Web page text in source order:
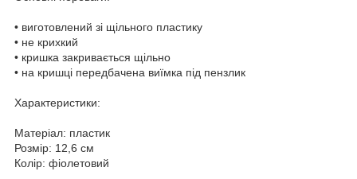
• виготовлений зі щільного пластику
• не крихкий
• кришка закривається щільно
• на кришці передбачена виїмка під пензлик
Характеристики:
Матеріал: пластик
Розмір: 12,6 см
Колір: фіолетовий